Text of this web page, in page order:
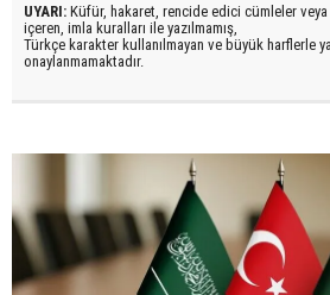
UYARI: Küfür, hakaret, rencide edici cümleler veya
içeren, imla kuralları ile yazılmamış,
Türkçe karakter kullanılmayan ve büyük harflerle
onaylanmamaktadır.